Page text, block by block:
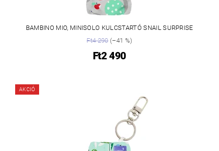
BAMBINO MIO, MINISOLO KULCSTARTÓ SNAIL SURPRISE
Ft4 290(–41 %)
Ft2 490
AKCIÓ